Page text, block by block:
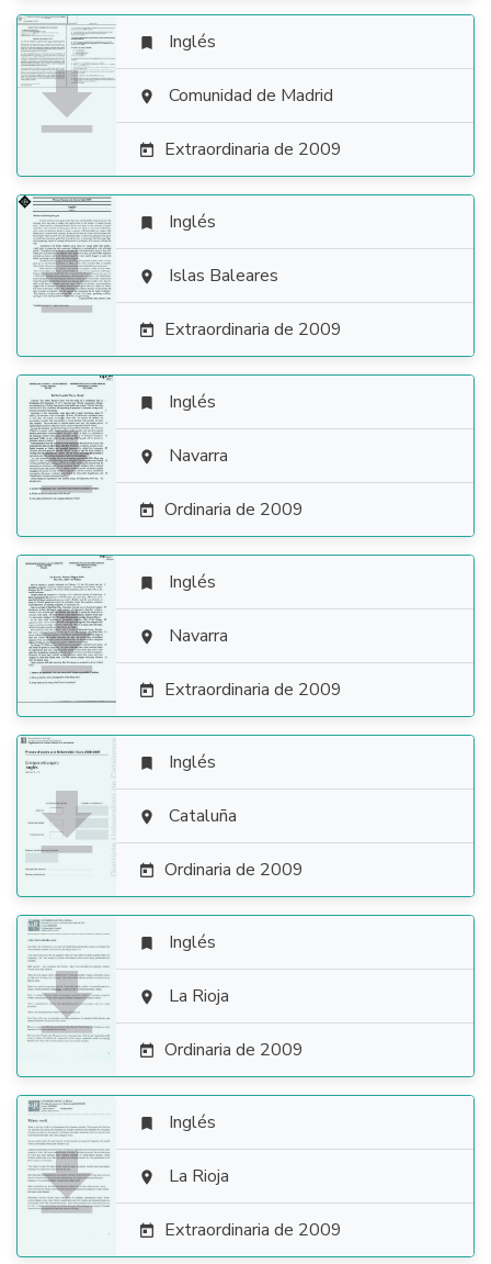

 Inglés
 Comunidad de Madrid
 Extraordinaria de 2009

 Inglés
 Islas Baleares
 Extraordinaria de 2009

 Inglés
 Navarra
 Ordinaria de 2009

 Inglés
 Navarra
 Extraordinaria de 2009

 Inglés
 Cataluña
 Ordinaria de 2009

 Inglés
 La Rioja
 Ordinaria de 2009

 Inglés
 La Rioja
 Extraordinaria de 2009